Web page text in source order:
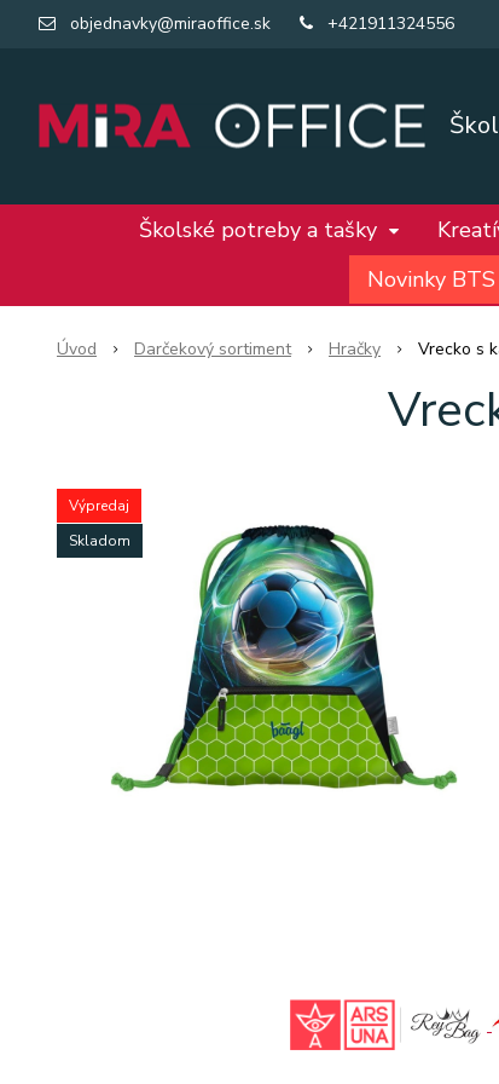
objednavky@miraoffice.sk +421911324556
Školské potreby a tašky
Novinky
Úvod Darčekový sortiment Hračky Vrecko s
Výpredaj
Skladom